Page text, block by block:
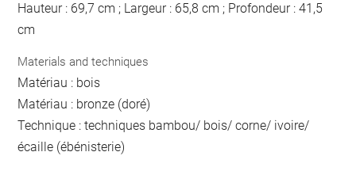
Hauteur : 69,7 cm ; Largeur : 65,8 cm ; Profondeur : 41,5
cm
Materials and techniques
Matériau : bois
Matériau : bronze (doré)
Technique : techniques bambou/ bois/ corne/ ivoire/
écaille (ébénisterie)